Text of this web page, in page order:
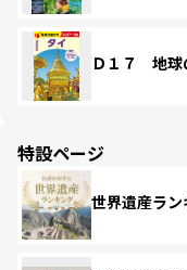
Ｄ１７ 地
特設ページ
世界遺産ラ